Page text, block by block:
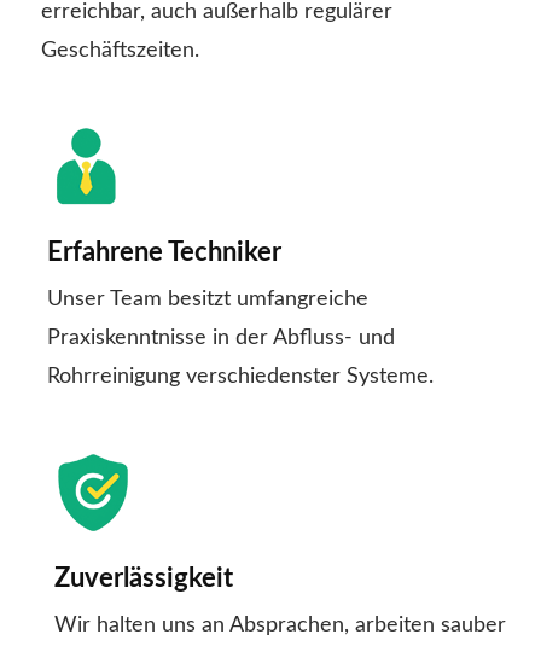
erreichbar, auch außerhalb regulärer
Geschäftszeiten.
Erfahrene Techniker
Unser Team besitzt umfangreiche
Praxiskenntnisse in der Abfluss- und
Rohrreinigung verschiedenster Systeme.
Zuverlässigkeit
Wir halten uns an Absprachen, arbeiten sauber